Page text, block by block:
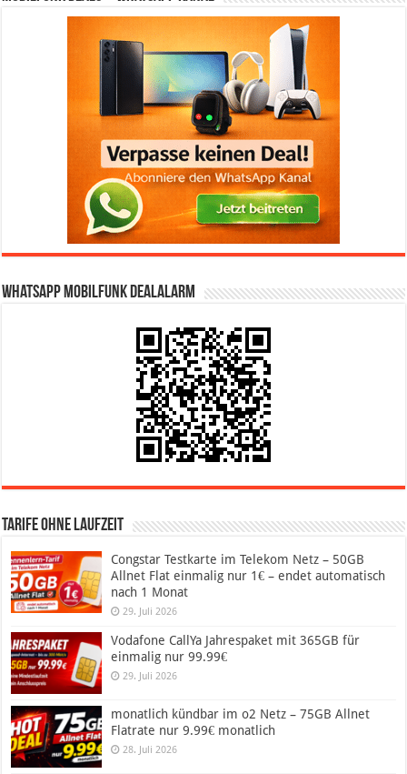
WhatsApp Mobilfunk DealAlarm
Tarife ohne Laufzeit
Congstar Testkarte im Telekom Netz – 50GB
Allnet Flat einmalig nur 1€ – endet automatisch
nach 1 Monat
29. Juli 2026
Vodafone CallYa Jahrespaket mit 365GB für
einmalig nur 99.99€
29. Juli 2026
monatlich kündbar im o2 Netz – 75GB Allnet
Flatrate nur 9.99€ monatlich
28. Juli 2026